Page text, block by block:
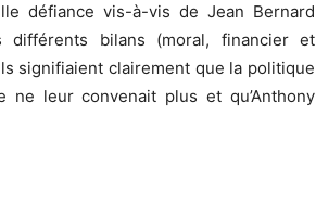
défiance vis-à-vis de Jean Bernard
bilans (moral, financier et
signifiaient clairement que la politique
ne leur convenait plus et qu’Anthony